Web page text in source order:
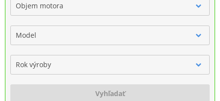
Objem motora
Model
Rok výroby
Vyhľadať